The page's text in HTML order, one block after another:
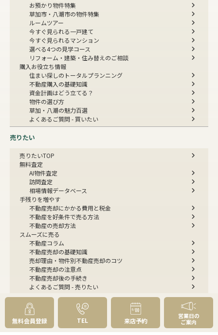
お預かり物件特集
草加市・八潮市の物件特集
ルームツアー
今すぐ見られる一戸建て
今すぐ見られるマンション
選べる4つの見学コース
リフォーム・建築・住み替えのご相談
購入お役立ち情報
住まい探しのトータルプランニング
不動産購入の基礎知識
資金計画はどう立てる？
物件の選び方
草加・八潮の魅力百選
よくあるご質問 - 買いたい
売りたい
売りたいTOP
無料査定
AI物件査定
訪問査定
相場情報データベース
手残りを増やす
不動産売却にかかる費用と税金
不動産を好条件で売る方法
不動産の売却方法
スムーズに売る
不動産コラム
不動産売却の基礎知識
売却理由・物件別不動産売却のコツ
不動産売却の注意点
不動産売却後の手続き
よくあるご質問 - 売りたい
スピード売却
不動産買取という売却方法
不動産のご売却お任せください
弊社が選ばれる理由
売却成功ストーリー40選
無料会員登録 TEL 来店予約
営業日の
ご案内